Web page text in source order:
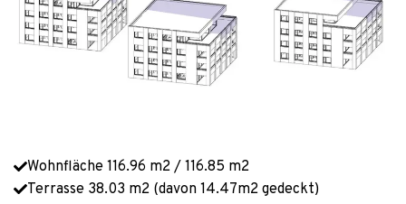
Wohnfläche 116.96 m2 / 116.85 m2
Terrasse 38.03 m2 (davon 14.47m2 gedeckt)